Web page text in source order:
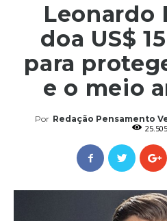
Leonardo
doa US$
para
e o meio
Por Redação Pensamento